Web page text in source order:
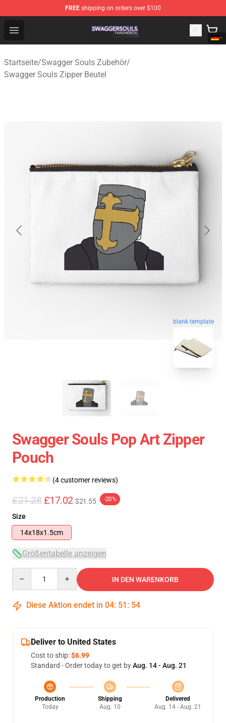
FREE shipping on orders over $100
Open menu
Swagger Souls Shop - Official Swagger Souls
Startseite/Swagger Souls Zubehör/
Swagger Souls Zipper Beutel
blank template
Swagger Souls Pop Art Zipper
Pouch
(4 customer reviews)
£21.28 £17.02 $21.55 -20%
Size
14x18x1.5cm
Größentabelle anzeigen
IN DEN WARENKORB
Diese Aktion endet in 04: 51 : 54
Deliver to United States
Cost to ship:$6.99
Standard - Order today to get byAug. 14 - Aug. 21
Production
Today
Shipping
Aug. 10
Delivered
Aug. 14 - Aug. 21